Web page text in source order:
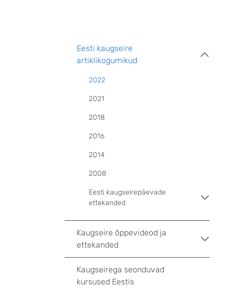
Eesti kaugseire
artiklikogumikud
2022
2021
2018
2016
2014
2008
Eesti kaugseirepäevade
ettekanded
Kaugseire õppevideod ja
ettekanded
Kaugseirega seonduvad
kursused Eestis